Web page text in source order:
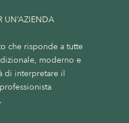
UN’AZIENDA
che risponde a tutte
moderno e
di interpretare il